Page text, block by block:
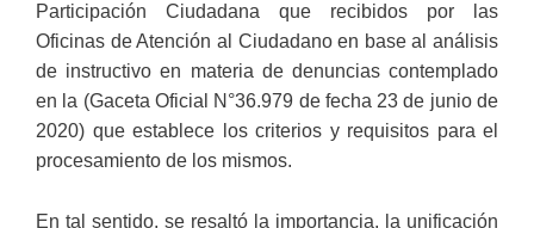
Participación Ciudadana que recibidos por las
Oficinas de Atención al Ciudadano en base al análisis
de instructivo en materia de denuncias contemplado
en la (Gaceta Oficial N°36.979 de fecha 23 de junio de
2020) que establece los criterios y requisitos para el
procesamiento de los mismos.
En tal sentido, se resaltó la importancia, la unificación